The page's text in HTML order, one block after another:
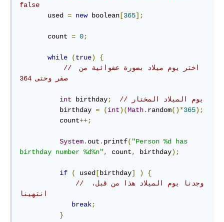
false
       used
= new boolean[365];
       count
= 0;
while (true)
{
// ‫اختر يوم ميلاد بصورة عشوائية من
صفر وحتى 364
int birthday;
// يوم الميلاد المختار
          birthday
= (int)(Math. random()*365);
          count
++;
System. out . printf( "Person %d has
birthday number %d%n", count, birthday);
if ( used[birthday] )
{
// وجدنا يوم الميلاد هذا من قبل،
انتهينا
break;
}